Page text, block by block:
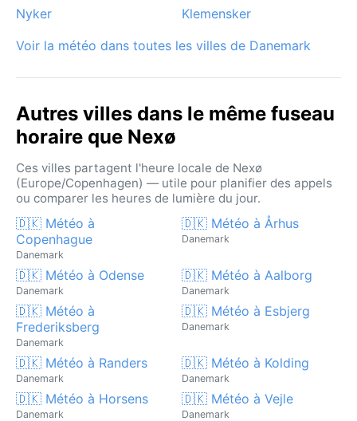
Nyker
Klemensker
Voir la météo dans toutes les villes de Danemark
Autres villes dans le même fuseau
horaire que Nexø
Ces villes partagent l'heure locale de Nexø
(Europe/Copenhagen) — utile pour planifier des appels
ou comparer les heures de lumière du jour.
🇩🇰 Météo à
Copenhague
Danemark
🇩🇰 Météo à Århus
Danemark
🇩🇰 Météo à Odense
Danemark
🇩🇰 Météo à Aalborg
Danemark
🇩🇰 Météo à
Frederiksberg
Danemark
🇩🇰 Météo à Esbjerg
Danemark
🇩🇰 Météo à Randers
Danemark
🇩🇰 Météo à Kolding
Danemark
🇩🇰 Météo à Horsens
Danemark
🇩🇰 Météo à Vejle
Danemark